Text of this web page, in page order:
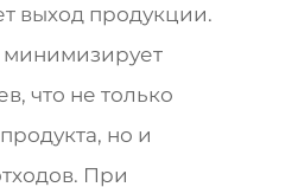
выход продукции.
минимизирует
что не только
но и
При